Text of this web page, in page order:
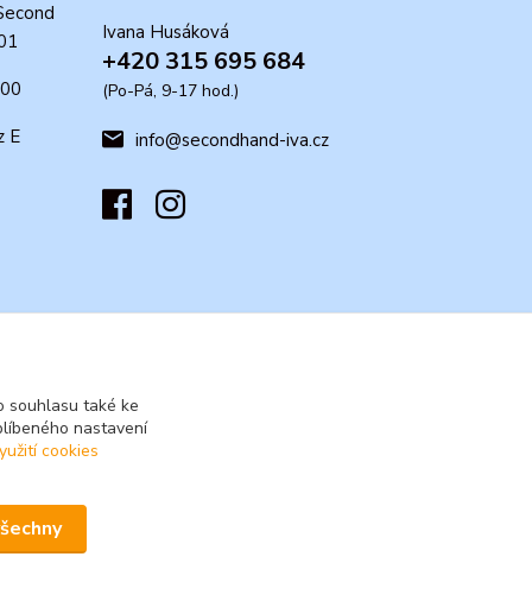
E
Ivana Husáková
+420 315 695 684
(Po-Pá, 9-17 hod.)
info@secondhand-iva.cz
souhlasu také ke
nastavení
cookies